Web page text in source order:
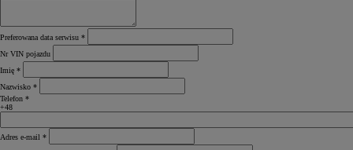
Preferowana data serwisu *
Nr VIN pojazdu
Imię *
Nazwisko *
Telefon *
+48
Adres e‑mail *